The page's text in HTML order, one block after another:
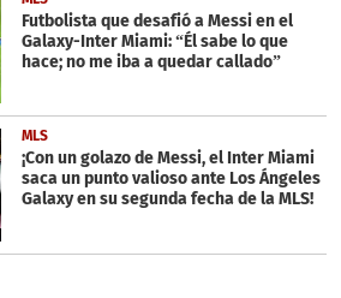
Futbolista que desafió a Messi en el
Galaxy-Inter Miami: “Él sabe lo que
hace; no me iba a quedar callado”
MLS
¡Con un golazo de Messi, el Inter Miami
saca un punto valioso ante Los Ángeles
Galaxy en su segunda fecha de la MLS!